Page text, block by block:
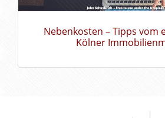
Nebenkosten – Tipps vom
Kölner